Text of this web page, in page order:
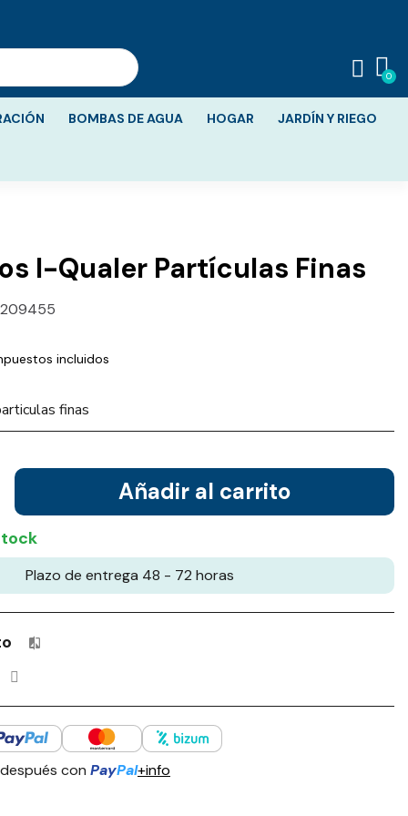
BOMBAS DE AGUA HOGAR JARDÍN Y RIEGO
I-Qualer Partículas Finas
incluidos
finas
Añadir al carrito
Plazo de entrega 48 - 72 horas
Productos incluidos en tu lista de comparación: 0 / 4
con PayPal+info